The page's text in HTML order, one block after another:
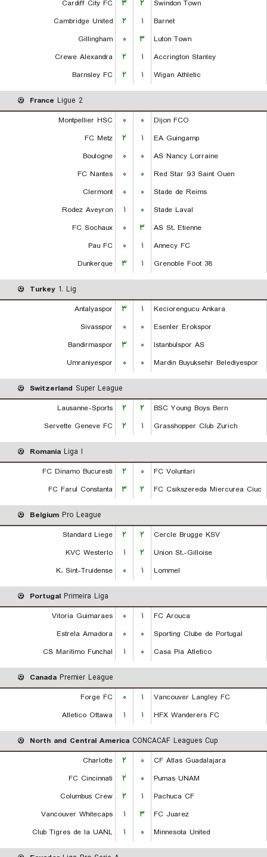
Cardiff City FC ۳ ۲
Swindon Town
Cambridge United
۲ ۱
Barnet
Gillingham
۰ ۳
Luton Town
Crewe Alexandra
۲ ۱
Accrington Stanley
Barnsley FC
۲ ۱ Wigan Athletic
France Ligue 2
Montpellier HSC
۰ ۰
Dijon FCO
FC Metz
۲ ۱
EA Guingamp
Boulogne
۰ ۰
AS Nancy Lorraine
FC Nantes
۰ ۰
Red Star 93 Saint Ouen
Clermont
۰ ۰
Stade de Reims
Rodez Aveyron
۱ ۰
Stade Laval
FC Sochaux
۰ ۳
AS St. Etienne
Pau FC
۰ ۱
Annecy FC
Dunkerque
۳ ۱ Grenoble Foot 38
Turkey 1. Lig
Antalyaspor
۳ ۱
Keciorengucu Ankara
Sivasspor
۰ ۰
Esenler Erokspor
Bandirmaspor
۳ ۰
Istanbulspor AS
Umraniyespor
۰ ۰ Mardin Buyuksehir Belediyespor
Switzerland Super League
Lausanne-Sports
۲ ۲
BSC Young Boys Bern
Servette Geneve FC
۲ ۱ Grasshopper Club Zurich
Romania Liga I
FC Dinamo Bucuresti
۲ ۰
FC Voluntari
FC Farul Constanta
۳ ۲ FC Csikszereda Miercurea Ciuc
Belgium Pro League
Standard Liege
۲ ۲
Cercle Brugge KSV
KVC Westerlo
۱ ۲
Union St.-Gilloise
K. Sint-Truidense
۰ ۱ Lommel
Portugal Primeira Liga
Vitoria Guimaraes
۰ ۱
FC Arouca
Estrela Amadora
۰ ۰
Sporting Clube de Portugal
CS Maritimo Funchal
۱ ۰ Casa Pia Atletico
Canada Premier League
Forge FC
۰ ۱
Vancouver Langley FC
Atletico Ottawa
۱ ۱ HFX Wanderers FC
North and Central America CONCACAF Leagues Cup
Charlotte
۲ ۰
CF Atlas Guadalajara
FC Cincinnati
۲ ۰
Pumas UNAM
Columbus Crew
۲ ۱
Pachuca CF
Vancouver Whitecaps
۱ ۳
FC Juarez
Club Tigres de la UANL
۱ ۰ Minnesota United